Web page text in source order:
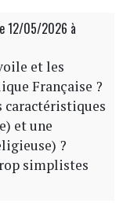
12/05/2026 à
et les
Française ?
caractéristiques
et une
?
simplistes